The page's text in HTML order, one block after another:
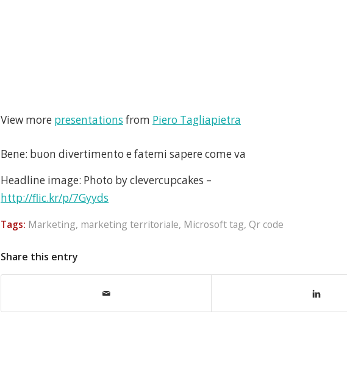
View more presentations from Piero Tagliapietra
Bene: buon divertimento e fatemi sapere come va
Headline image: Photo by clevercupcakes –
http://flic.kr/p/7Gyyds
Tags: Marketing, marketing territoriale, Microsoft tag, Qr code
Share this entry